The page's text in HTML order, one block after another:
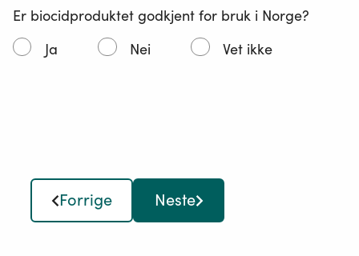
Er biocidproduktet godkjent for bruk i Norge?
Ja
Nei Vet ikke
Forrige Neste